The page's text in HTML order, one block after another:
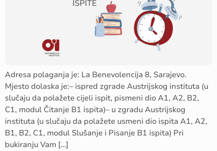
Adresa polaganja je: La Benevolencija 8, Sarajevo.
Mjesto dolaska je:– ispred zgrade Austrijskog instituta (u
slučaju da polažete cijeli ispit, pismeni dio A1, A2, B2,
C1, modul Čitanje B1 ispita)– u zgradu Austrijskog
instituta (u slučaju da polažete usmeni dio ispita A1, A2,
B1, B2, C1, modul Slušanje i Pisanje B1 ispita) Pri
bukiranju Vam […]